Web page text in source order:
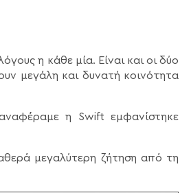
η κάθε μία. Είναι και οι δύο
μεγάλη και δυνατή κοινότητα
η Swift εμφανίστηκε
μεγαλύτερη ζήτηση από τη